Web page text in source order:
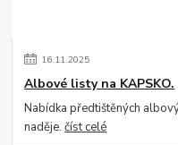
16.11.2025
Albové listy na KAPSKO.
Nabídka předtištěných
naděje.číst celé